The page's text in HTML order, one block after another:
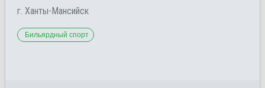
г. Ханты-Мансийск
Бильярдный спорт